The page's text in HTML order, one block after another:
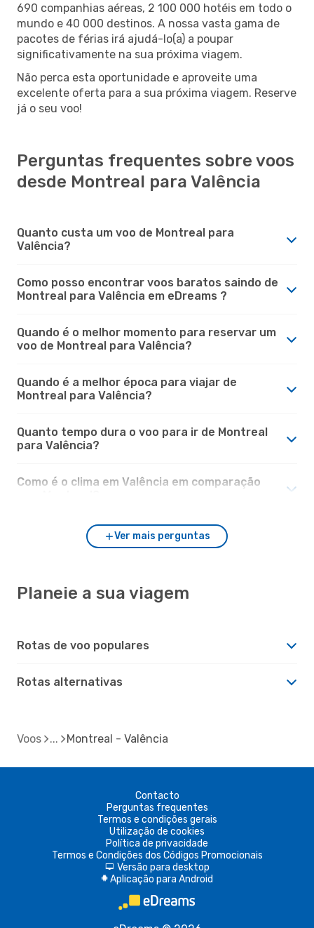
690 companhias aéreas, 2 100 000 hotéis em todo o
mundo e 40 000 destinos. A nossa vasta gama de
pacotes de férias irá ajudá-lo(a) a poupar
significativamente na sua próxima viagem.
Não perca esta oportunidade e aproveite uma
excelente oferta para a sua próxima viagem. Reserve
já o seu voo!
Perguntas frequentes sobre voos
desde Montreal para Valência
Quanto custa um voo de Montreal para
Valência?
Como posso encontrar voos baratos saindo de
Montreal para Valência em eDreams ?
Quando é o melhor momento para reservar um
voo de Montreal para Valência?
Quando é a melhor época para viajar de
Montreal para Valência?
Quanto tempo dura o voo para ir de Montreal
para Valência?
Como é o clima em Valência em comparação
Ver mais perguntas
Planeie a sua viagem
Rotas de voo populares
Rotas alternativas
Voos Montreal - Valência
Contacto
Perguntas frequentes
Termos e condições gerais
Utilização de cookies
Política de privacidade
Termos e Condições dos Códigos Promocionais
d Versão para desktop
A Aplicação para Android